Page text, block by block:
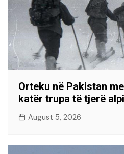
Orteku në Pakistan
katër trupa të tjerë
August 5, 2026